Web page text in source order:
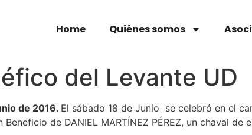
Home Quiénes somos
del Levante UD
de 2016. El sábado 18 de Junio se celebró en el
Beneficio de DANIEL MARTÍNEZ PÉREZ, un chaval